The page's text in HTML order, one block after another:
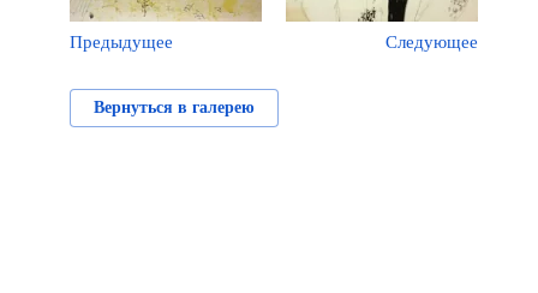
Предыдущее Следующее
Вернуться в галерею